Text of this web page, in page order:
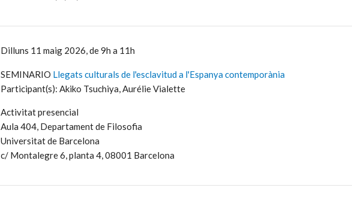
Dilluns 11 maig 2026, de 9h a 11h
SEMINARIO Llegats culturals de l'esclavitud a l'Espanya contemporània
Participant(s): Akiko Tsuchiya, Aurélie Vialette
Activitat presencial
Aula 404, Departament de Filosofia
Universitat de Barcelona
c/ Montalegre 6, planta 4, 08001 Barcelona